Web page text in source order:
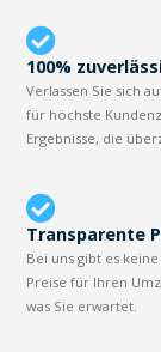
100%
Verlassen Sie sich
für höchste
Ergebnisse, die
Transparente
Bei uns gibt es
Preise für Ihren
was Sie erwartet.